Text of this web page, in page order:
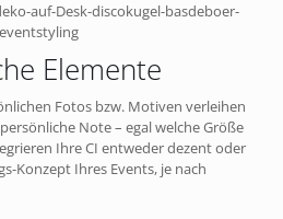
Elemente
Fotos bzw. Motiven verleihen
Note – egal welche Größe
Ihre CI entweder dezent oder
Konzept Ihres Events, je nach